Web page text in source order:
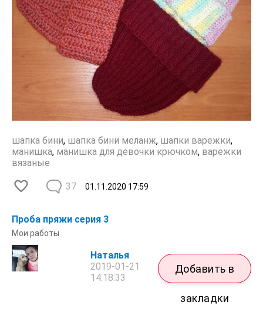
шапка бини, шапка бини меланж, шапки варежки,
манишка, манишка для девочки крючком, варежки
вязаные
01.11.2020 17:59
37
Проба пряжи серия 3
Мои работы
Наталья
2019-01-21
14:18:33
Добавить в
закладки